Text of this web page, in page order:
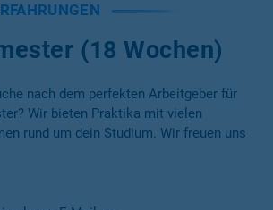
(18 Wochen)
nach dem perfekten Arbeitgeber für
Wir bieten Praktika mit vielen
rund um dein Studium. Wir freuen uns